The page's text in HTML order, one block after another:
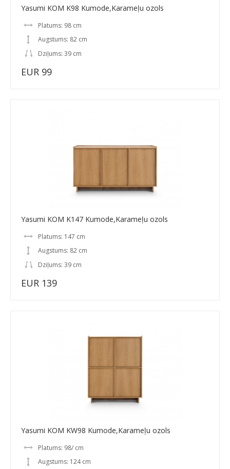
Yasumi KOM K98 Kumode,Karameļu ozols
Platums: 98 cm
Augstums: 82 cm
Dziļums: 39 cm
EUR 99
Yasumi KOM K147 Kumode,Karameļu ozols
Platums: 147 cm
Augstums: 82 cm
Dziļums: 39 cm
EUR 139
Yasumi KOM KW98 Kumode,Karameļu ozols
Platums: 98/ cm
Augstums: 124 cm